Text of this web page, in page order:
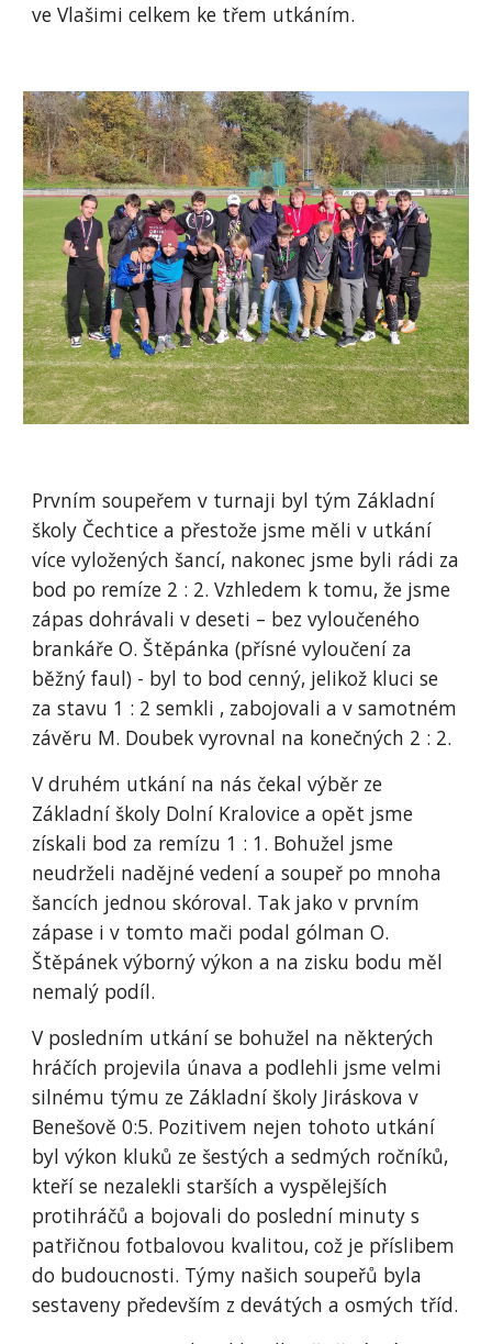
ve Vlašimi celkem ke třem utkáním.
Prvním soupeřem v turnaji byl tým Základní
školy Čechtice a přestože jsme měli v utkání
více vyložených šancí, nakonec jsme byli rádi za
bod po remíze 2 : 2. Vzhledem k tomu, že jsme
zápas dohrávali v deseti – bez vyloučeného
brankáře O. Štěpánka (přísné vyloučení za
běžný faul) - byl to bod cenný, jelikož kluci se
za stavu 1 : 2 semkli , zabojovali a v samotném
závěru M. Doubek vyrovnal na konečných 2 : 2.
V druhém utkání na nás čekal výběr ze
Základní školy Dolní Kralovice a opět jsme
získali bod za remízu 1 : 1. Bohužel jsme
neudrželi nadějné vedení a soupeř po mnoha
šancích jednou skóroval. Tak jako v prvním
zápase i v tomto mači podal gólman O.
Štěpánek výborný výkon a na zisku bodu měl
nemalý podíl.
V posledním utkání se bohužel na některých
hráčích projevila únava a podlehli jsme velmi
silnému týmu ze Základní školy Jiráskova v
Benešově 0:5. Pozitivem nejen tohoto utkání
byl výkon kluků ze šestých a sedmých ročníků,
kteří se nezalekli starších a vyspělejších
protihráčů a bojovali do poslední minuty s
patřičnou fotbalovou kvalitou, což je příslibem
do budoucnosti. Týmy našich soupeřů byla
sestaveny především z devátých a osmých tříd.